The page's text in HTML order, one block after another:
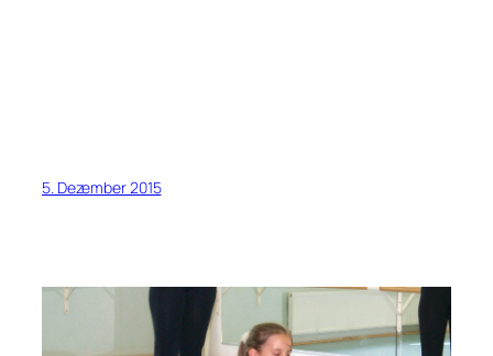
5. Dezember 2015